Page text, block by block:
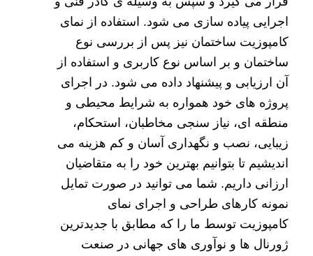
اجرایی پیاده سازی می شود. استفاده از نمای
کامپوزیت ساختمان نیز پس از بررسی نوع
ساختمان و بر اساس نوع کاربری و استفاده از
آن ارزیابی و پیشنهاد داده می شود. در اجرای
پروژه های خود همواره به شرایط محیطی و
منطقه ای، نیاز سنجی مخاطبان، استحکام،
زیبایی، نصب و نگهداری آسان و کم هزینه می
اندیشیم تا بتوانیم بهترین خود را به متقاضیان
ارزانی داریم. شما می توانید در صورت تمایل
نمونه کارهای طراحی و اجرای نمای
کامپوزیت توسط ما را که مطابق با جدیدترین
ژورنال ها و نوآوری های جهانی در صنعت